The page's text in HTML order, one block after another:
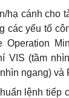
hạ cánh cho
các yếu tố
VIS (tầm
ngang)
lệnh tiếp